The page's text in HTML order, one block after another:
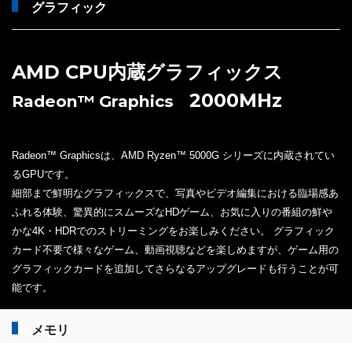
グラフィック
AMD CPU内蔵グラフィックス
Radeon™ Graphics 2000MHz
Radeon™ Graphicsは、AMD Ryzen™ 5000G シリーズに内蔵されてい
るGPUです。
細部まで鮮明なグラフィックスで、写真やビデオ編集における臨場感あ
ふれる体験、驚異的にスムーズなHDゲーム、お気に入りの番組の鮮や
かな4K・HDRでのストリーミングをお楽しみください。 グラフィック
カード不要で様々なゲーム、動画視聴などを楽しめますが、ゲーム用の
グラフィックカードを追加してさらなるアップグレードも行うことが可
能です。
メモリ